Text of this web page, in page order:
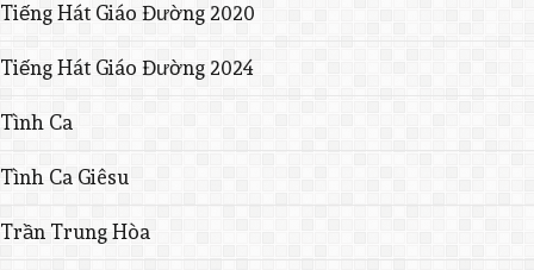
Tiếng Hát Giáo Đường 2020
Tiếng Hát Giáo Đường 2024
Tình Ca
Tình Ca Giêsu
Trần Trung Hòa